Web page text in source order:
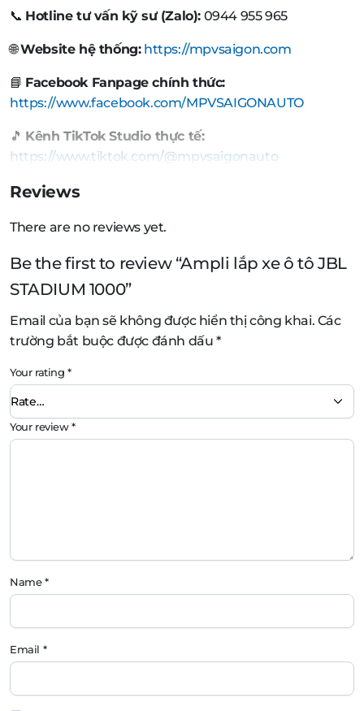
📞 Hotline tư vấn kỹ sư (Zalo): 0944 955 965
🌐Website hệ thống: https://mpvsaigon.com
📘 Facebook Fanpage chính thức:
https://www.facebook.com/MPVSAIGONAUTO
🎵 Kênh TikTok Studio thực tế:
https://www.tiktok.com/@mpvsaigonauto
Reviews
There are no reviews yet.
Be the first to review “Ampli lắp xe ô tô JBL
STADIUM 1000”
Email của bạn sẽ không được hiển thị công khai. Các
trường bắt buộc được đánh dấu*
Your rating*
Your review*
Name*
Email *